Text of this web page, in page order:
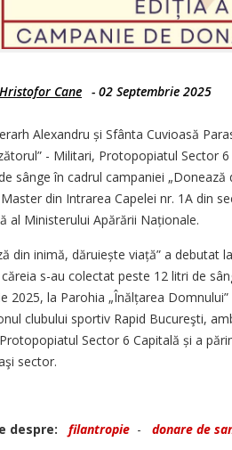
Cane - 02 Septembrie 2025
Alexandru și Sfânta Cuvioasă
- Militari, Protopopiatul Sector
sânge în cadrul campaniei
din Intrarea Capelei nr. 1A din
al Ministerului Apărării Naționale.
din inimă, dăruiește viață” a debutat
s-au colectat peste 12 litri de
2025, la Parohia „Înălța­rea
clubului sportiv Rapid Bucureşti,
Sector 6 Capitală și a
sector.
despre: filantropie - donare de